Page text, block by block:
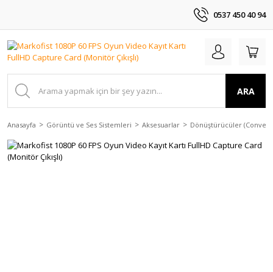
0537 450 40 94
ARA
Anasayfa Görüntü ve Ses Sistemleri Aksesuarlar Dönüştürücüler